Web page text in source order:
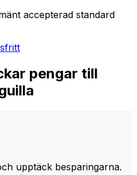
accepterad standard
pengar till
upptäck besparingarna.